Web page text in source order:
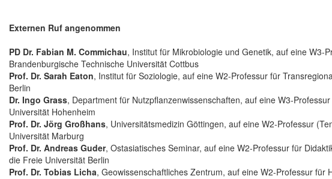
Externen Ruf angenommen
PD Dr. Fabian M. Commichau, Institut für Mikrobiologie und Genetik, auf eine W3-
Brandenburgische Technische Universität Cottbus
Prof. Dr. Sarah Eaton, Institut für Soziologie, auf eine W2-Professur für
Berlin
Dr. Ingo Grass, Department für Nutzpflanzenwissenschaften, auf eine W3-
Universität Hohenheim
Prof. Dr. Jörg Großhans, Universitätsmedizin Göttingen, auf eine W2-Professur
Universität Marburg
Prof. Dr. Andreas Guder, Ostasiatisches Seminar, auf eine W2-Professur für
die Freie Universität Berlin
Prof. Dr. Tobias Licha, Geowissenschaftliches Zentrum, auf eine W2-Professur für